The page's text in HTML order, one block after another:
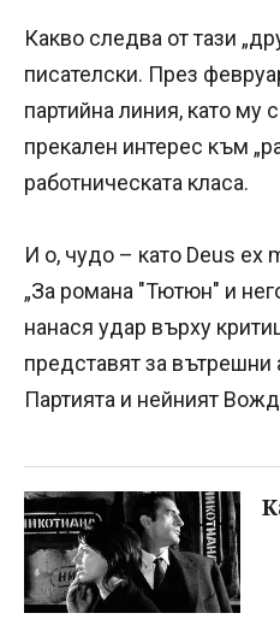
Какво следва от тази
писателски. През
партийна линия, като му
прекален интерес към
работническата класа.
И о, чудо – като Deus ex
„За романа "Тютюн" и
нанася удар върху
представят за вътрешни
Партията и нейният